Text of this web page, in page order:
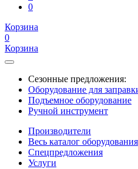
0
Корзина
0
Корзина
Сезонные предложения:
Оборудование для
Подъемное оборудование
Ручной инструмент
Производители
Весь каталог оборудования
Спецпредложения
Услуги